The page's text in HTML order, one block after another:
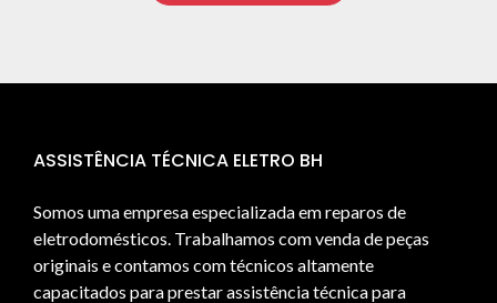
ASSISTÊNCIA TÉCNICA ELETRO BH
Somos uma empresa especializada em reparos de
eletrodomésticos. Trabalhamos com venda de peças
originais e contamos com técnicos altamente
capacitados para prestar assistência técnica para